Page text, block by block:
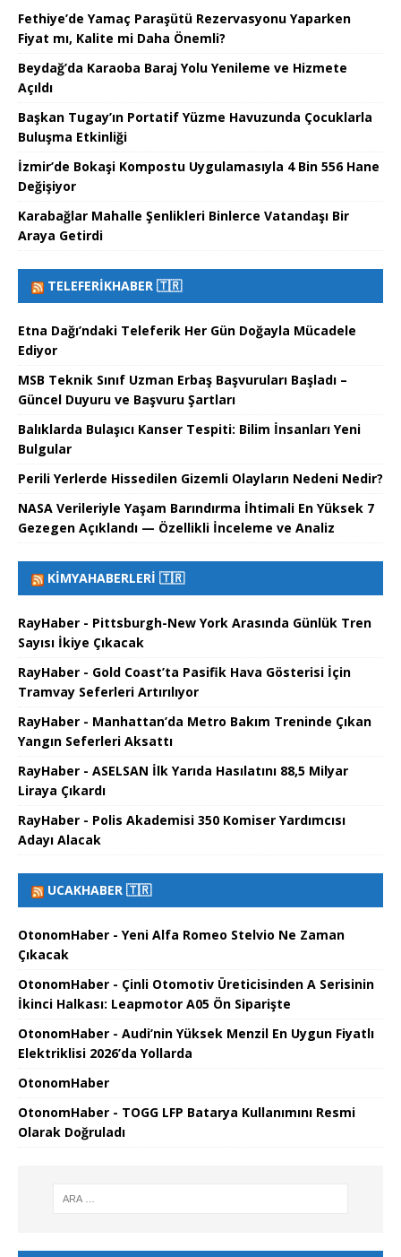
Fethiye’de Yamaç Paraşütü Rezervasyonu Yaparken
Fiyat mı, Kalite mi Daha Önemli?
Beydağ’da Karaoba Baraj Yolu Yenileme ve Hizmete
Açıldı
Başkan Tugay’ın Portatif Yüzme Havuzunda Çocuklarla
Buluşma Etkinliği
İzmir’de Bokaşi Kompostu Uygulamasıyla 4 Bin 556 Hane
Değişiyor
Karabağlar Mahalle Şenlikleri Binlerce Vatandaşı Bir
Araya Getirdi
TELEFERIKHABER 🇹🇷
Etna Dağı’ndaki Teleferik Her Gün Doğayla Mücadele
Ediyor
MSB Teknik Sınıf Uzman Erbaş Başvuruları Başladı –
Güncel Duyuru ve Başvuru Şartları
Balıklarda Bulaşıcı Kanser Tespiti: Bilim İnsanları Yeni
Bulgular
Perili Yerlerde Hissedilen Gizemli Olayların Nedeni Nedir?
NASA Verileriyle Yaşam Barındırma İhtimali En Yüksek 7
Gezegen Açıklandı — Özellikli İnceleme ve Analiz
KIMYAHABERLERI 🇹🇷
RayHaber - Pittsburgh-New York Arasında Günlük Tren
Sayısı İkiye Çıkacak
RayHaber - Gold Coast’ta Pasifik Hava Gösterisi İçin
Tramvay Seferleri Artırılıyor
RayHaber - Manhattan’da Metro Bakım Treninde Çıkan
Yangın Seferleri Aksattı
RayHaber - ASELSAN İlk Yarıda Hasılatını 88,5 Milyar
Liraya Çıkardı
RayHaber - Polis Akademisi 350 Komiser Yardımcısı
Adayı Alacak
UCAKHABER 🇹🇷
OtonomHaber - Yeni Alfa Romeo Stelvio Ne Zaman
Çıkacak
OtonomHaber - Çinli Otomotiv Üreticisinden A Serisinin
İkinci Halkası: Leapmotor A05 Ön Siparişte
OtonomHaber - Audi’nin Yüksek Menzil En Uygun Fiyatlı
Elektriklisi 2026’da Yollarda
OtonomHaber
OtonomHaber - TOGG LFP Batarya Kullanımını Resmi
Olarak Doğruladı